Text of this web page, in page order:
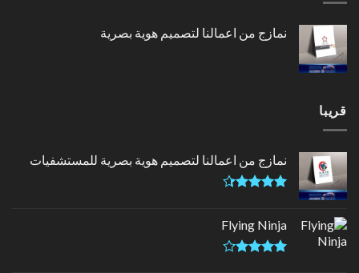
نمازج من اعمالنا لتصميم هوية بصرية
قريبا
نمازج من اعمالنا لتصميم هوية بصرية للمستشفيات
5
Flying Ninja